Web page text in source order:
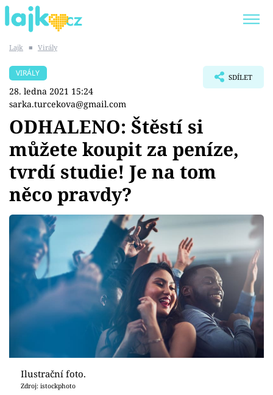
SHOPAHOLICADEL
Témata
Showbyznys
Youtubeři
Virály
Sex a vztahy
Videa
Sledujte prima+
Přihlášení
Lajk ■ Virály
VIRÁLY
28. ledna 2021 15:24
sarka.turcekova@gmail.com
SDÍLET
ODHALENO: Štěstí si
můžete koupit za peníze,
tvrdí studie! Je na tom
něco pravdy?
Ilustrační foto.
Zdroj: istockphoto